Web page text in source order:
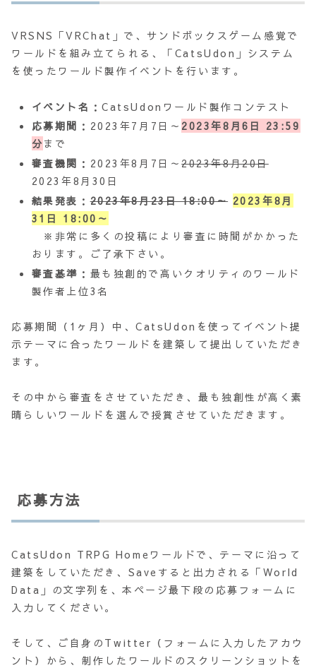
VRSNS「VRChat」で、サンドボックスゲーム感覚で
ワールドを組み立てられる、「CatsUdon」システム
を使ったワールド製作イベントを行います。
イベント名 ：CatsUdonワールド製作コンテスト
応募期間 ：2023年7月7日～ 2023年8月6日 23:59
分まで
審査機関 ：2023年8月7日～2023年8月20日
2023年8月30日
結果発表 ：2023年8月23日 18:00～ 2023年8月
31日 18:00～
※非常に多くの投稿により審査に時間がかかった
おります。ご了承下さい。
審査基準 ：最も独創的で高いクオリティのワールド
製作者上位3名
応募期間（1ヶ月）中、CatsUdonを使ってイベント提
示テーマに合ったワールドを建築して提出していただき
ます。
その中から審査をさせていただき、最も独創性が高く素
晴らしいワールドを選んで授賞させていただきます。
応募方法
CatsUdon TRPG Homeワールドで、テーマに沿って
建築をしていただき、Saveすると出力される「World
Data」の文字列を、本ページ最下段の応募フォームに
入力してください。
そして、ご自身のTwitter（フォームに入力したアカウ
ント）から、制作したワールドのスクリーンショットを